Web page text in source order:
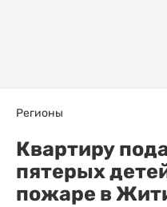
Регионы
Квартиру
пятерых
пожаре в